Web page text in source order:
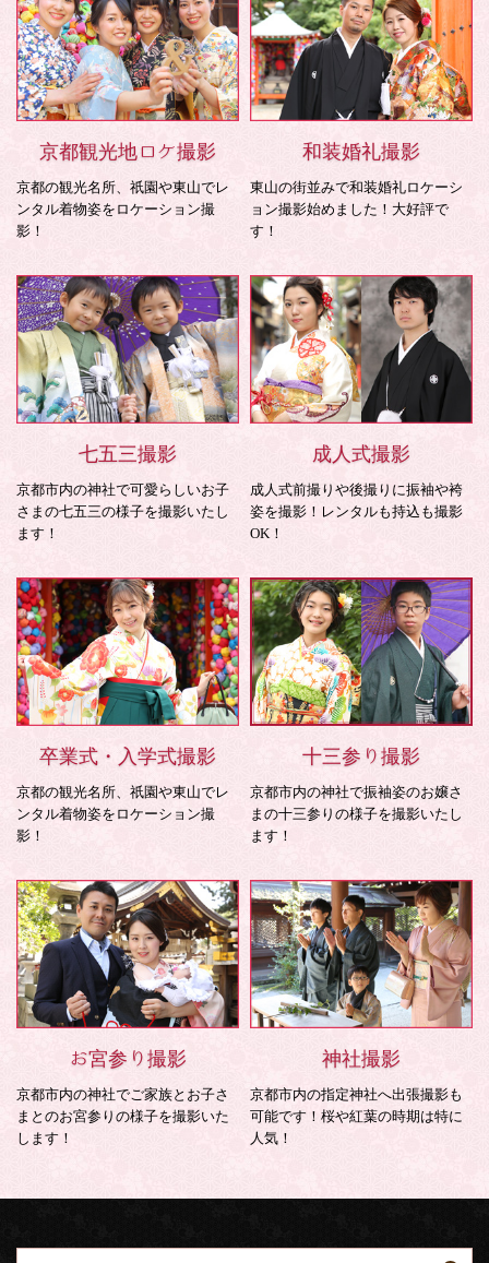
京都観光地ロケ撮影
京都の観光名所、祇園や東山でレ
ンタル着物姿をロケーション撮
影！
和装婚礼撮影
東山の街並みで和装婚礼ロケーシ
ョン撮影始めました！大好評で
す！
七五三撮影
京都市内の神社で可愛らしいお子
さまの七五三の様子を撮影いたし
ます！
成人式撮影
成人式前撮りや後撮りに振袖や袴
姿を撮影！レンタルも持込も撮影
OK！
卒業式・入学式撮影
京都の観光名所、祇園や東山でレ
ンタル着物姿をロケーション撮
影！
十三参り撮影
京都市内の神社で振袖姿のお嬢さ
まの十三参りの様子を撮影いたし
ます！
お宮参り撮影
京都市内の神社でご家族とお子さ
まとのお宮参りの様子を撮影いた
します！
神社撮影
京都市内の指定神社へ出張撮影も
可能です！桜や紅葉の時期は特に
人気！